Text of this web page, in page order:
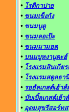
• โรตีกาปาย
• ขนมเข็งกัง
• ขนมบูตู
• ขนมลอเป๊ะ
• ขนมมามอด
• บนมบูหงาบูดะฮ์
• โรงแรมสินเกีย
• โรงแรมสตูลธานี
• รอยัลเกสต์เฮ้าส์
• บับเบิ้ลเกสต์เฮ้าส์
• อุดมสุขรีสอร์ท